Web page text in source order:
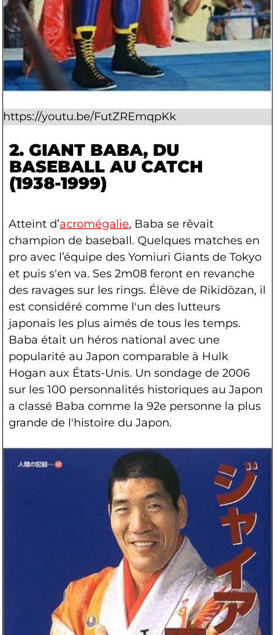
https://youtu.be/FutZREmqpKk
2. GIANT BABA, DU
BASEBALL AU CATCH
(1938-1999)
Atteint d’acromégalie, Baba se rêvait
champion de baseball. Quelques matches en
pro avec l’équipe des Yomiuri Giants de Tokyo
et puis s'en va. Ses 2m08 feront en revanche
des ravages sur les rings. Élève de Rikidōzan, il
est considéré comme l'un des lutteurs
japonais les plus aimés de tous les temps.
Baba était un héros national avec une
popularité au Japon comparable à Hulk
Hogan aux États-Unis. Un sondage de 2006
sur les 100 personnalités historiques au Japon
a classé Baba comme la 92e personne la plus
grande de l'histoire du Japon.